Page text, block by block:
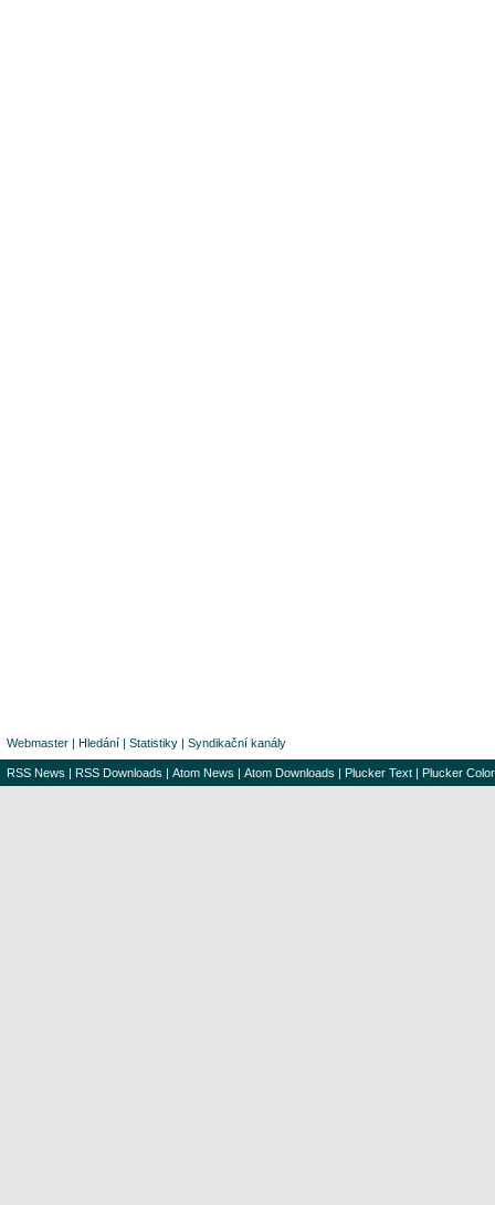
Webmaster | Hledání | Statistiky | Syndikační kanály
RSS News | RSS Downloads | Atom News | Atom Downloads | Plucker Text | Plucker Color